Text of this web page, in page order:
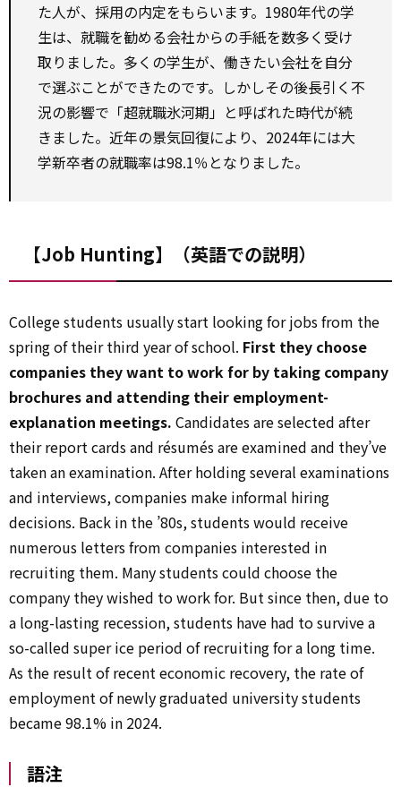
た人が、採用の内定をもらいます。1980年代の学
生は、就職を勧める会社からの手紙を数多く受け
取りました。多くの学生が、働きたい会社を自分
で選ぶことができたのです。しかしその後長引く不
況の影響で「超就職氷河期」と呼ばれた時代が続
きました。近年の景気回復により、2024年には大
学新卒者の就職率は98.1％となりました。
【Job Hunting】（英語での説明）
College students usually start looking for jobs from the
spring of their third year of school. First they choose
companies they want to work for by taking company
brochures and attending their employment-
explanation meetings. Candidates are selected after
their report cards and résumés are examined and they’ve
taken an examination. After holding several examinations
and interviews, companies make informal hiring
decisions. Back in the ’80s, students would receive
numerous letters from companies interested in
recruiting them. Many students could choose the
company they wished to work for. But since then, due to
a long-lasting recession, students have had to survive a
so-called super ice period of recruiting for a long time.
As the result of recent economic recovery, the rate of
employment of newly graduated university students
became 98.1% in 2024.
語注